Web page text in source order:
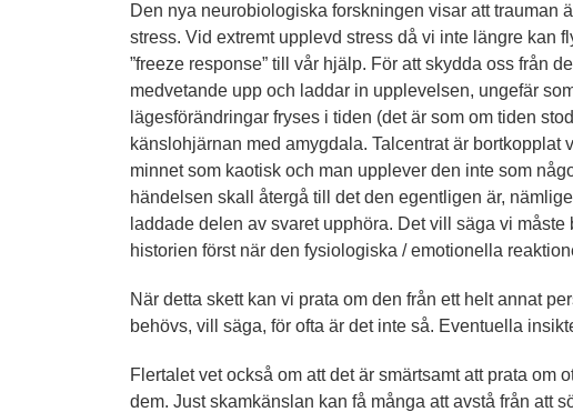
Den nya neurobiologiska forskningen visar att trauman
stress. Vid extremt upplevd stress då vi inte längre kan
”freeze response” till vår hjälp. För att skydda oss från
medvetande upp och laddar in upplevelsen, ungefär
lägesförändringar fryses i tiden (det är som om tiden
känslohjärnan med amygdala. Talcentrat är
minnet som kaotisk och man upplever den inte som
händelsen skall återgå till det den egentligen är,
laddade delen av svaret upphöra. Det vill säga vi
historien först när den fysiologiska / emotionella
När detta skett kan vi prata om den från ett helt annat
behövs, vill säga, för ofta är det inte så. Eventuella
Flertalet vet också om att det är smärtsamt att prata om
dem. Just skamkänslan kan få många att avstå från att